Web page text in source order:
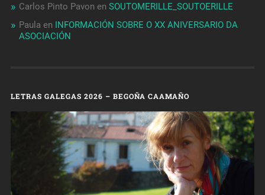
Carlos Pinto Pavon en SOUTOMERILLE_SOUTOERILLE
Paula en INFORMACIÓN SOBRE O XX ANIVERSARIO DA
ASOCIACIÓN
LETRAS GALEGAS 2026 – BEGOÑA CAAMAÑO